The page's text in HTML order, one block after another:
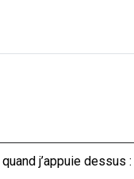
j’appuie dessus